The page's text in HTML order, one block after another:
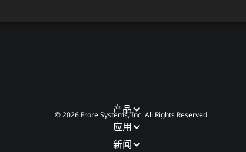
产品​
应用​
新闻​
© 2026 Frore Systems, Inc. All Rights Reserved.